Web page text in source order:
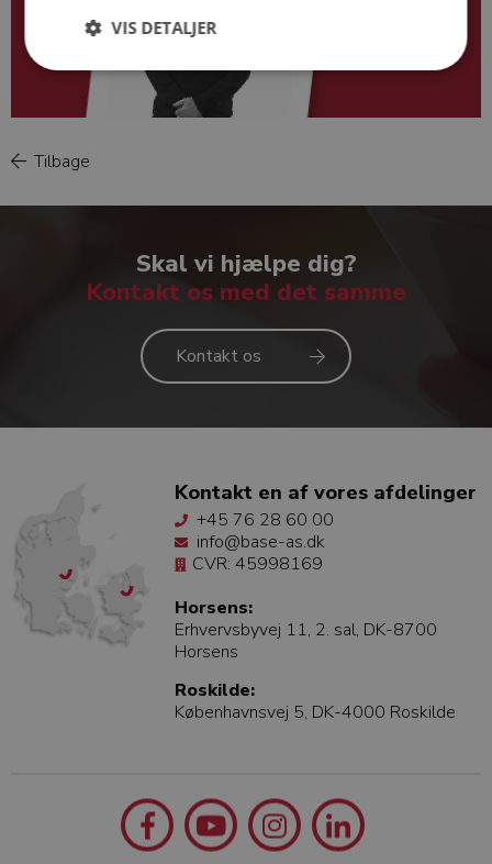
Tilbage
Skal vi hjælpe dig?
Kontakt os med det samme
Kontakt os
Kontakt en af vores afdelinger
+45 76 28 60 00
info@base-as.dk
CVR: 45998169
Horsens:
Erhvervsbyvej 11, 2. sal, DK-8700
Horsens
Roskilde:
Københavnsvej 5, DK-4000 Roskilde
VIS DETALJER